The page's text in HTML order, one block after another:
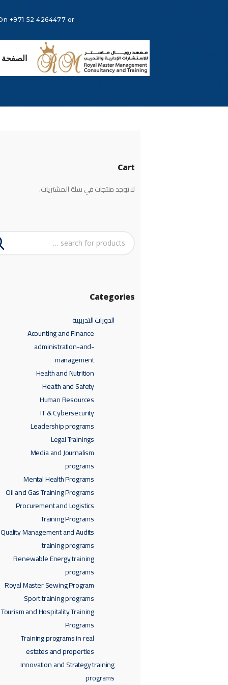
+971 52 4264477 or
الصفحة
Cart
لا توجد منتجات في سلة المشتريات.
Categories
الدورات التدريبية
Acounting and Finance
administration-and-
management
Health and Nutrition
Health and Safety
Human Resources
IT & Cybersecurity
Leadership programs
Legal Trainings
Media and Journalism
programs
Mental Health Programs
Oil and Gas Training Programs
Procurement and Logistics
Training Programs
Quality Management and Audits
training programs
Renewable Energy training
programs
Royal Master Sewing Program
Sport training programs
Tourism and Hospitality Training
Programs
Training programs in real
estates and properties
Innovation and Strategy training
programs